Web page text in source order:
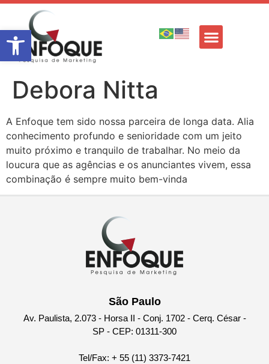
Barra de Ferramentas Aberta
Debora Nitta
A Enfoque tem sido nossa parceira de longa data. Alia
conhecimento profundo e senioridade com um jeito
muito próximo e tranquilo de trabalhar. No meio da
loucura que as agências e os anunciantes vivem, essa
combinação é sempre muito bem-vinda
São Paulo
Av. Paulista, 2.073 - Horsa II - Conj. 1702 - Cerq. César -
SP - CEP: 01311-300
Tel/Fax: + 55 (11) 3373-7421